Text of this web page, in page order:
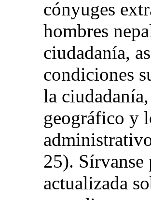
cónyuges
hombres
ciudadanía,
condiciones
la
geográfico y
25).
actualizada